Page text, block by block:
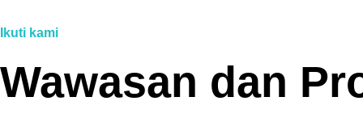
Ikuti kami
Wawasan dan